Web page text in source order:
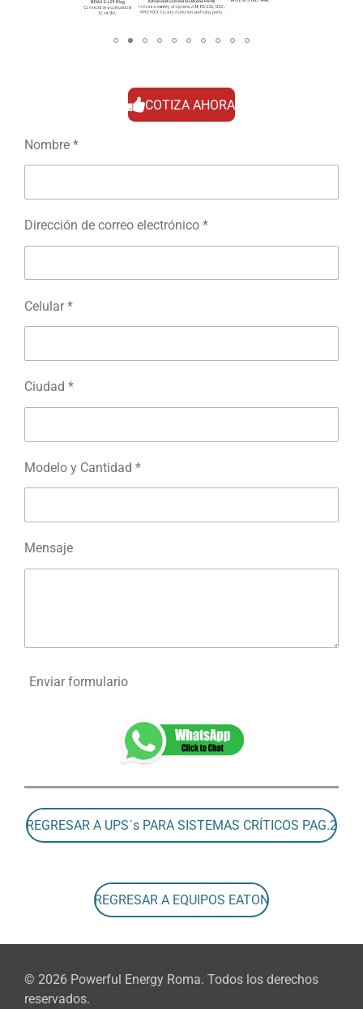
COTIZA AHORA
Nombre *
Dirección de correo electrónico *
Celular *
Ciudad *
Modelo y Cantidad *
Mensaje
Enviar formulario
REGRESAR A UPS´s PARA SISTEMAS CRÍTICOS PAG.2
REGRESAR A EQUIPOS EATON
© 2026 Powerful Energy Roma. Todos los derechos
reservados.